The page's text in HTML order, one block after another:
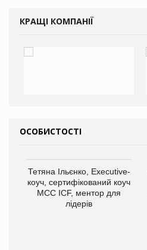
КРАЩІ КОМПАНІЇ
ОСОБИСТОСТІ
Тетяна Ільєнко, Executive-
коуч, сертифікований коуч
МСС ICF, ментор для
лідерів